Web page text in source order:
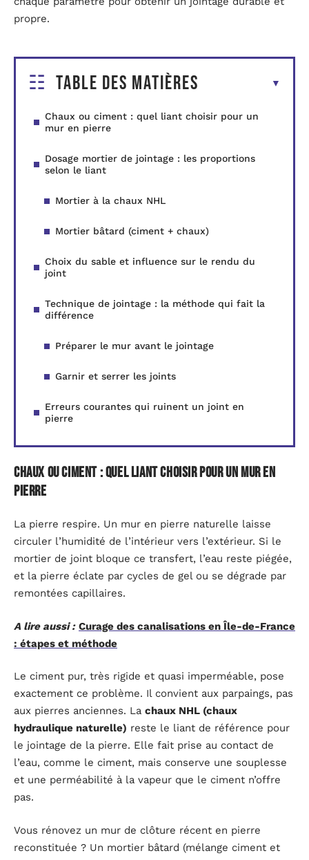
propre.
Table des matières
Chaux ou ciment : quel liant choisir pour un
mur en pierre
Dosage mortier de jointage : les proportions
selon le liant
Mortier à la chaux NHL
Mortier bâtard (ciment + chaux)
Choix du sable et influence sur le rendu du
joint
Technique de jointage : la méthode qui fait la
différence
Préparer le mur avant le jointage
Garnir et serrer les joints
Erreurs courantes qui ruinent un joint en
pierre
Chaux ou ciment : quel liant choisir pour un mur en
pierre
La pierre respire. Un mur en pierre naturelle laisse
circuler l’humidité de l’intérieur vers l’extérieur. Si le
mortier de joint bloque ce transfert, l’eau reste piégée,
et la pierre éclate par cycles de gel ou se dégrade par
remontées capillaires.
A lire aussi : Curage des canalisations en Île-de-France
: étapes et méthode
Le ciment pur, très rigide et quasi imperméable, pose
exactement ce problème. Il convient aux parpaings, pas
aux pierres anciennes. La chaux NHL (chaux
hydraulique naturelle) reste le liant de référence pour
le jointage de la pierre. Elle fait prise au contact de
l’eau, comme le ciment, mais conserve une souplesse
et une perméabilité à la vapeur que le ciment n’offre
pas.
Vous rénovez un mur de clôture récent en pierre
reconstituée ? Un mortier bâtard (mélange ciment et